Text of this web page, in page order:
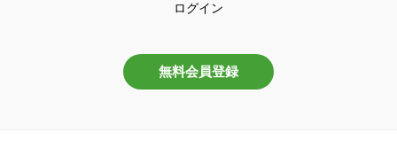
ログイン
無料会員登録